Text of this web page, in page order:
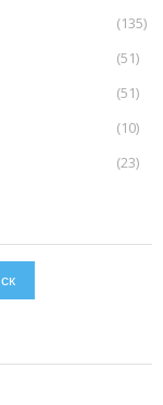
(135)
(51)
(51)
(10)
(23)